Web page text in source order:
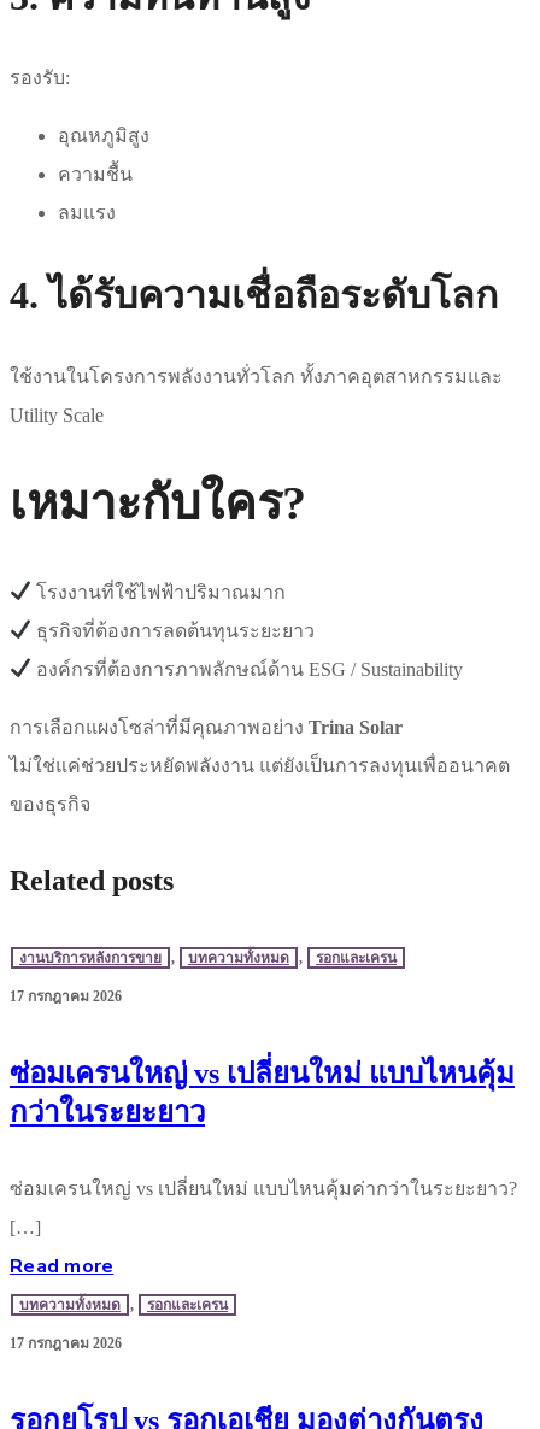
รองรับ:
อุณหภูมิสูง
ความชื้น
ลมแรง
4. ได้รับความเชื่อถือระดับโลก
ใช้งานในโครงการพลังงานทั่วโลก ทั้งภาคอุตสาหกรรมและ
Utility Scale
เหมาะกับใคร?
โรงงานที่ใช้ไฟฟ้าปริมาณมาก
ธุรกิจที่ต้องการลดต้นทุนระยะยาว
องค์กรที่ต้องการภาพลักษณ์ด้าน ESG / Sustainability
การเลือกแผงโซล่าที่มีคุณภาพอย่าง Trina Solar
ไม่ใช่แค่ช่วยประหยัดพลังงาน แต่ยังเป็นการลงทุนเพื่ออนาคต
ของธุรกิจ
Related posts
งานบริการหลังการขาย , บทความทั้งหมด , รอกและเครน
17 กรกฎาคม 2026
ซ่อมเครนใหญ่ vs เปลี่ยนใหม่ แบบไหนคุ้ม
กว่าในระยะยาว
ซ่อมเครนใหญ่ vs เปลี่ยนใหม่ แบบไหนคุ้มค่ากว่าในระยะยาว?
[…]
Read more
บทความทั้งหมด , รอกและเครน
17 กรกฎาคม 2026
รอกยุโรป vs รอกเอเชีย มองต่างกันตรง